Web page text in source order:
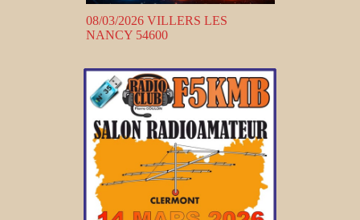
08/03/2026 VILLERS LES
NANCY 54600